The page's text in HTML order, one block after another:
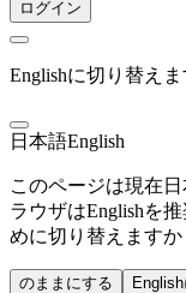
ログイン
Englishに切り替えま
日本語English
このページは現在
ラウザはEnglishを
めに切り替えますか
のままにする